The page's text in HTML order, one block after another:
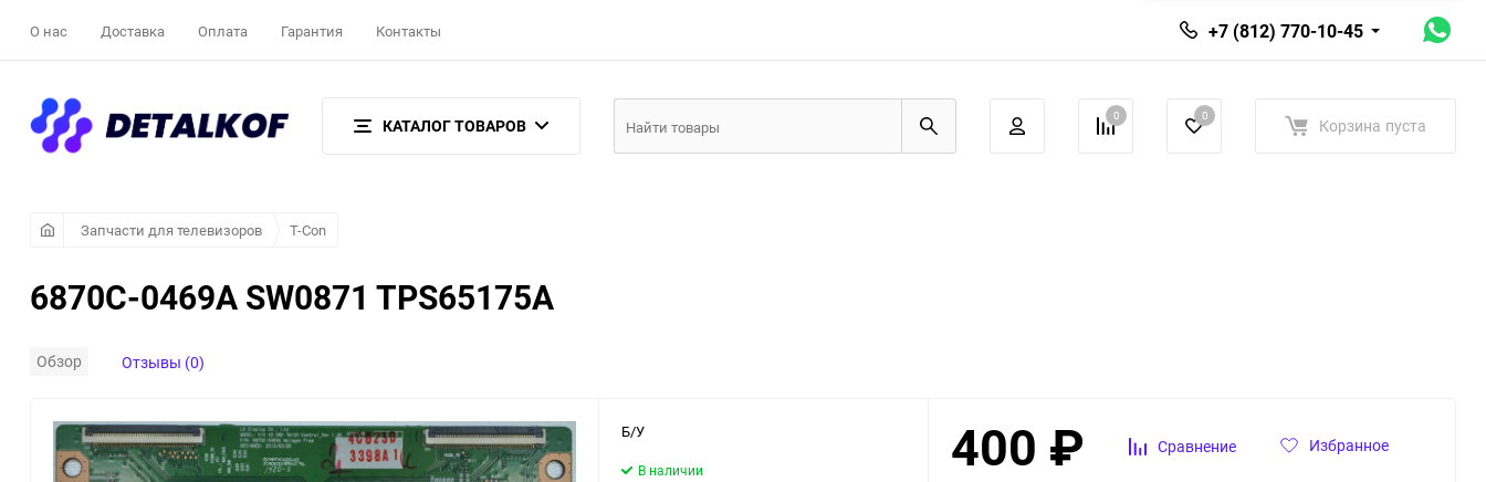
О нас Доставка Оплата Гарантия Контакты +7 (812) 770-10-45
КАТАЛОГ ТОВАРОВ 0 0 Корзина пуста
Запчасти для телевизоров T-Con
6870C-0469A SW0871 TPS65175A
Обзор Отзывы (0)
Б/У
В наличии 400 ₽ Сравнение Избранное